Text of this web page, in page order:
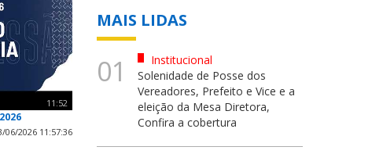
11:52
2026 11:57:36
MAIS LIDAS
01
Institucional
Solenidade de Posse dos
Vereadores, Prefeito e Vice e a
eleição da Mesa Diretora,
Confira a cobertura